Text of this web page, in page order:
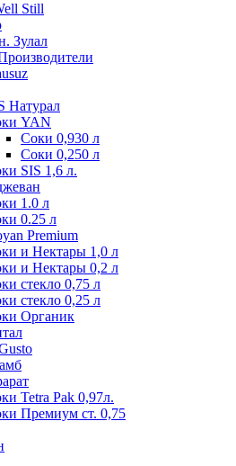
Still
Зулал
Натурал
YAN
Соки 0,930 л
Соки 0,250 л
SIS 1,6 л.
1.0 л
0.25 л
Premium
и Нектары 1,0 л
и Нектары 0,2 л
стекло 0,75 л
стекло 0,25 л
Органик
Tetra Pak 0,97л.
Премиум ст. 0,75